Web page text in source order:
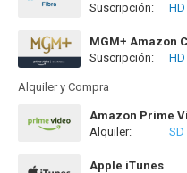
Disponible hasta el
Suscripción: HD
MGM+ Amazon
Suscripción:
HD
Alquiler y Compra
Amazon Prime
Alquiler:
SD
Apple iTunes